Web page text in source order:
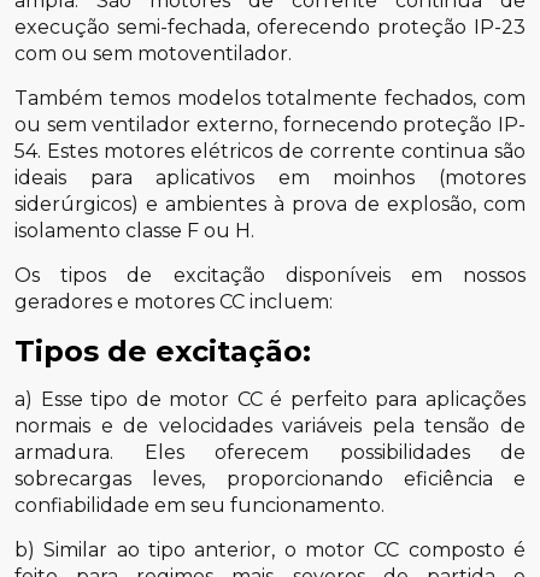
execução semi-fechada, oferecendo proteção IP-23
com ou sem motoventilador.
Também temos modelos totalmente fechados, com
ou sem ventilador externo, fornecendo proteção IP-
54. Estes motores elétricos de corrente continua são
ideais para aplicativos em moinhos (motores
siderúrgicos) e ambientes à prova de explosão, com
isolamento classe F ou H.
Os tipos de excitação disponíveis em nossos
geradores e motores CC incluem:
Tipos de excitação:
a) Esse tipo de motor CC é perfeito para aplicações
normais e de velocidades variáveis pela tensão de
armadura. Eles oferecem possibilidades de
sobrecargas leves, proporcionando eficiência e
confiabilidade em seu funcionamento.
b) Similar ao tipo anterior, o motor CC composto é